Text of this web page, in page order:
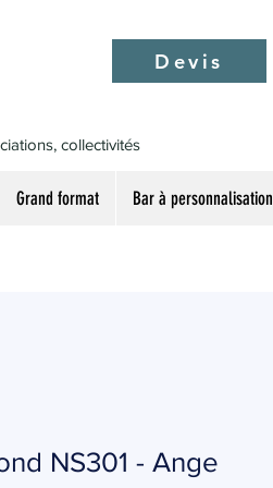
Devis
collectivités
Grand format Bar à personnalisation
NS301 - Ange